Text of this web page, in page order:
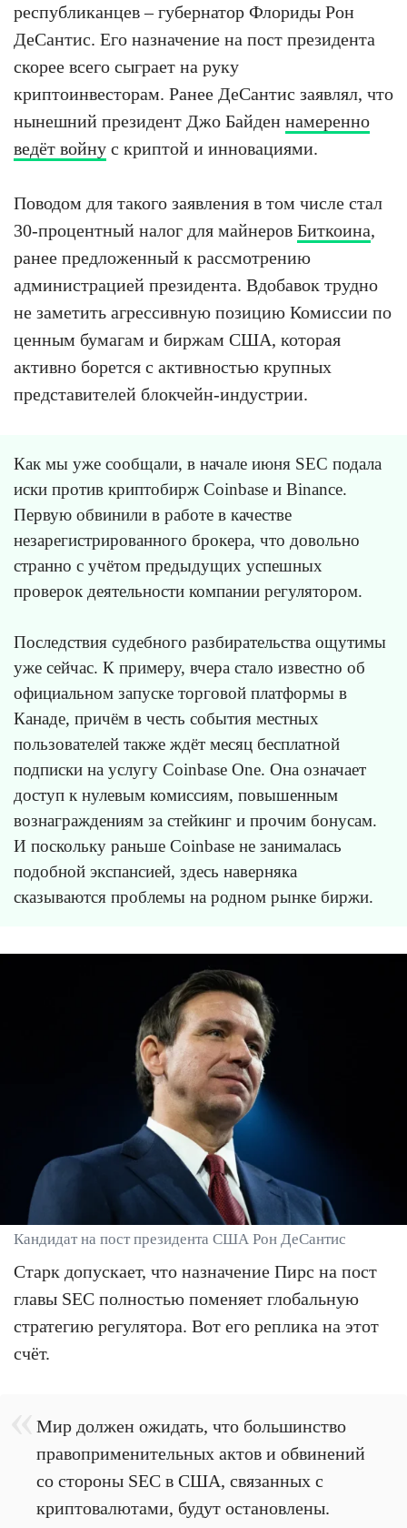
республиканцев – губернатор Флориды Рон
ДеСантис. Его назначение на пост президента
скорее всего сыграет на руку
криптоинвесторам. Ранее ДеСантис заявлял, что
нынешний президент Джо Байден намеренно
ведёт войну с криптой и инновациями.
Поводом для такого заявления в том числе стал
30-процентный налог для майнеров Биткоина,
ранее предложенный к рассмотрению
администрацией президента. Вдобавок трудно
не заметить агрессивную позицию Комиссии по
ценным бумагам и биржам США, которая
активно борется с активностью крупных
представителей блокчейн-индустрии.
Как мы уже сообщали, в начале июня SEC подала
иски против криптобирж Coinbase и Binance.
Первую обвинили в работе в качестве
незарегистрированного брокера, что довольно
странно с учётом предыдущих успешных
проверок деятельности компании регулятором.
Последствия судебного разбирательства ощутимы
уже сейчас. К примеру, вчера стало известно об
официальном запуске торговой платформы в
Канаде, причём в честь события местных
пользователей также ждёт месяц бесплатной
подписки на услугу Coinbase One. Она означает
доступ к нулевым комиссиям, повышенным
вознаграждениям за стейкинг и прочим бонусам.
И поскольку раньше Coinbase не занималась
подобной экспансией, здесь наверняка
сказываются проблемы на родном рынке биржи.
Кандидат на пост президента США Рон ДеСантис
Старк допускает, что назначение Пирс на пост
главы SEC полностью поменяет глобальную
стратегию регулятора. Вот его реплика на этот
счёт.
Мир должен ожидать, что большинство
правоприменительных актов и обвинений
со стороны SEC в США, связанных с
криптовалютами, будут остановлены.